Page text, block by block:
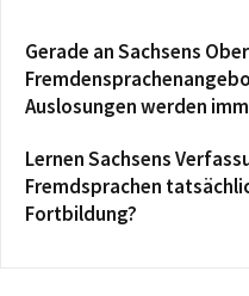
Gerade an Sachsens
Auslosungen werden
Lernen Sachsens
Fremdsprachen
Fortbildung?